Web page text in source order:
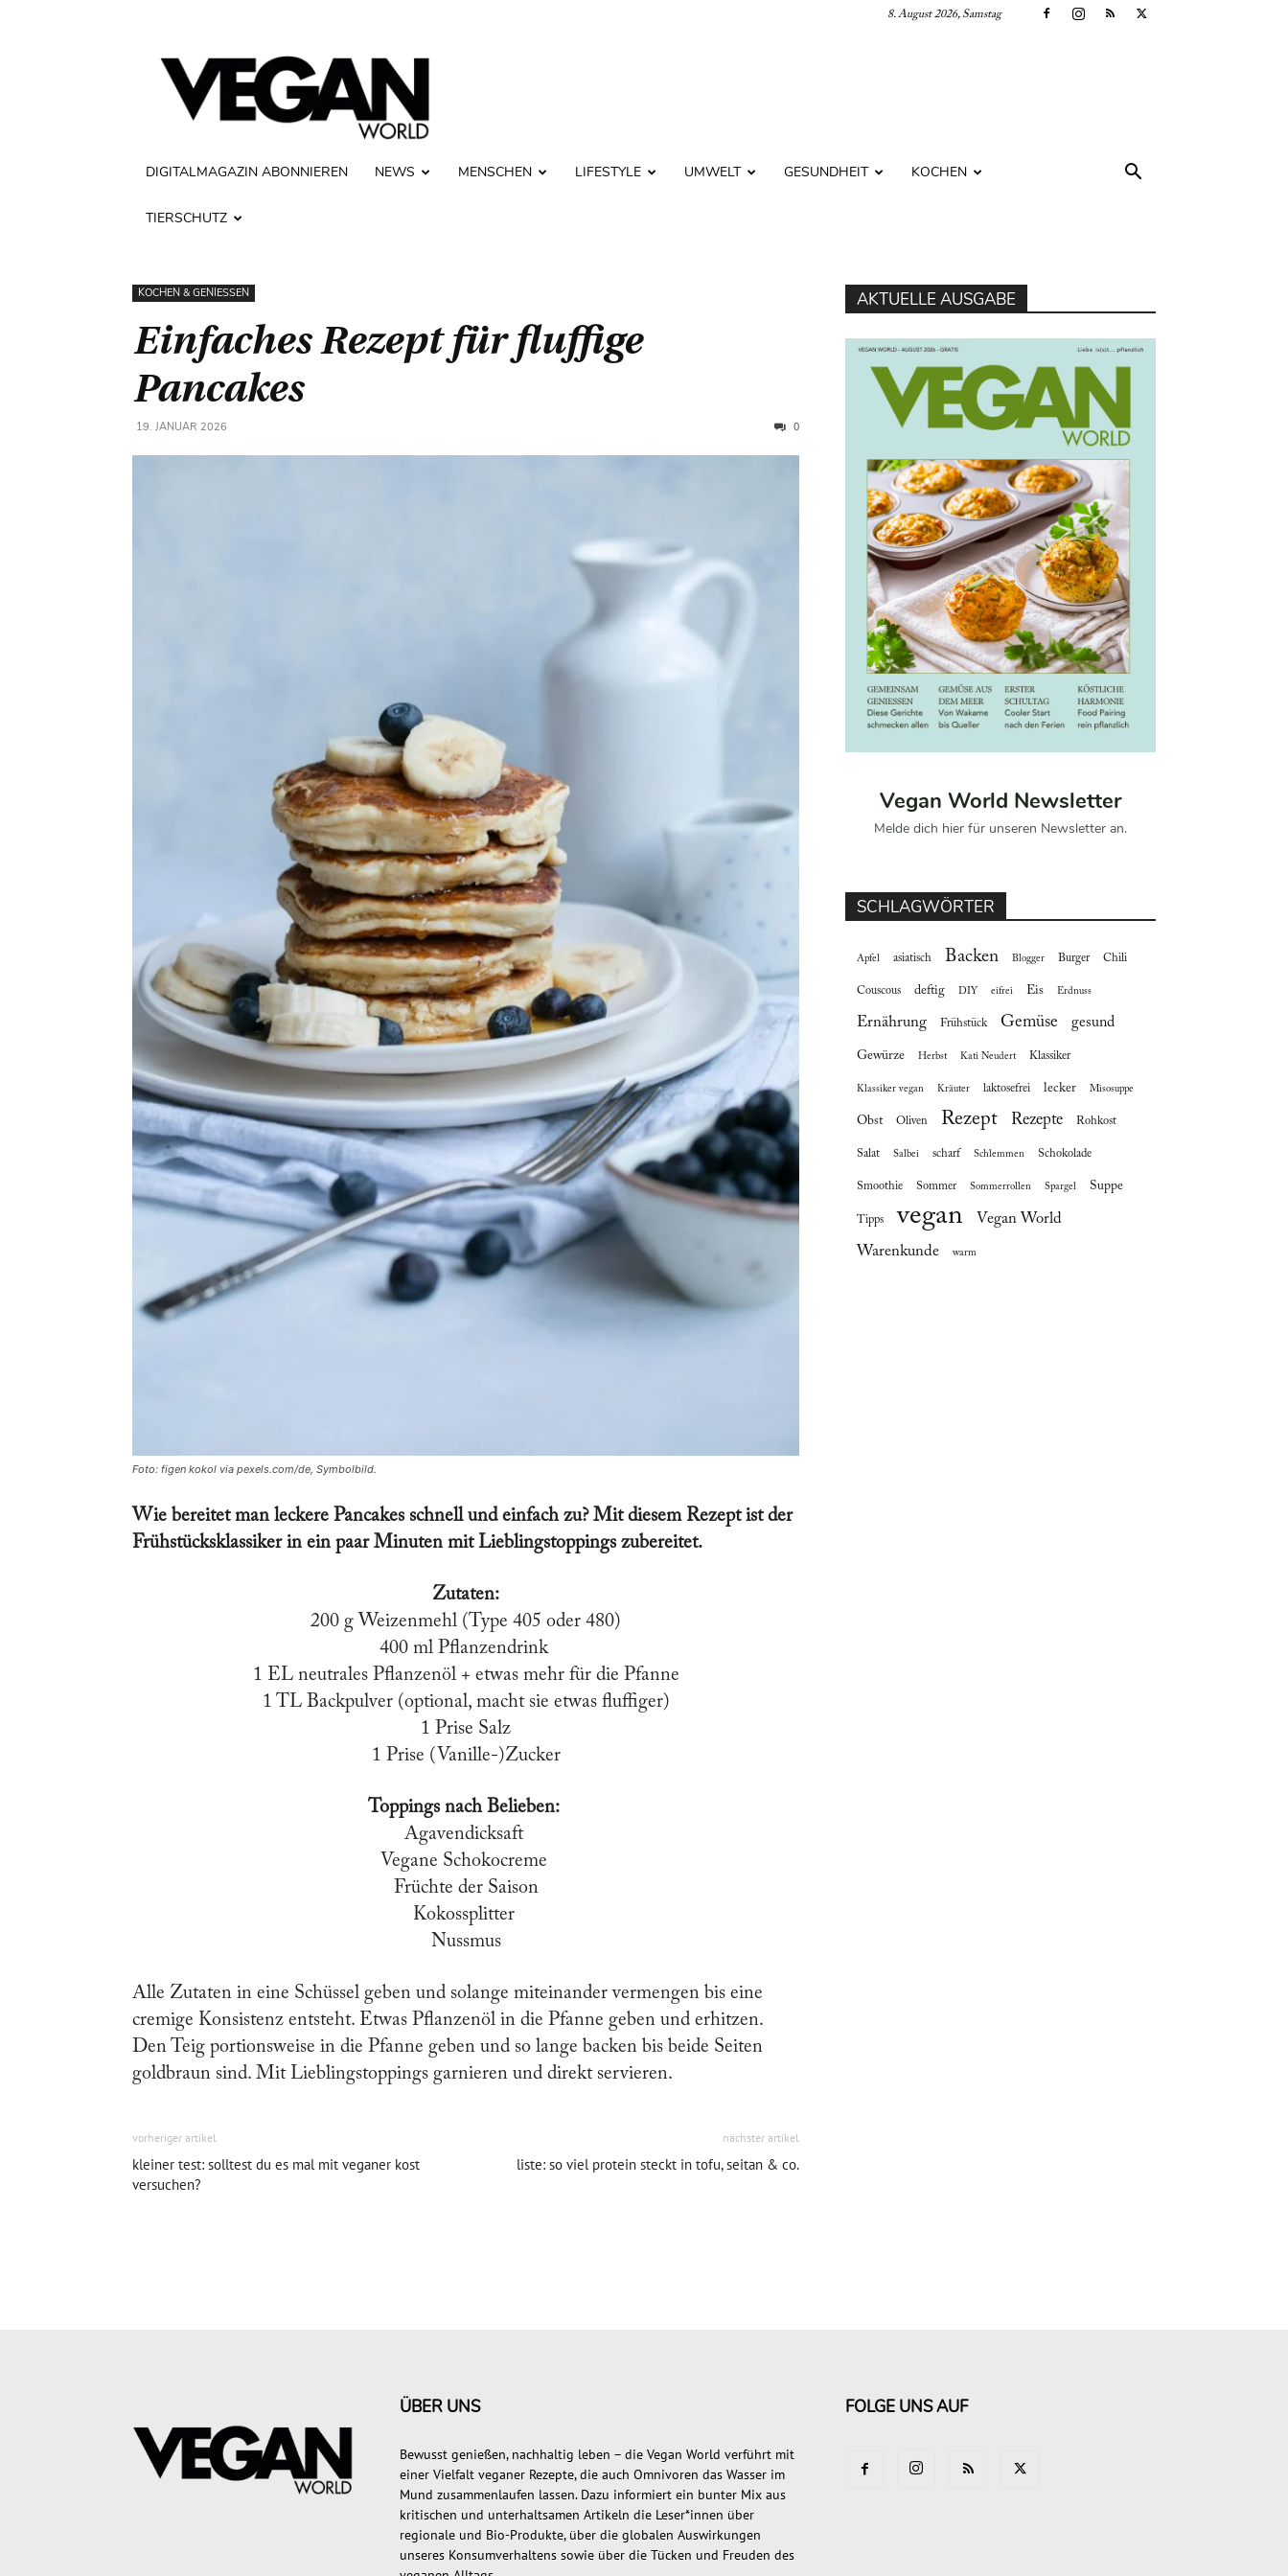
8. August 2026, Samstag
Vegan
World
DIGITALMAGAZIN ABONNIEREN NEWS MENSCHEN LIFESTYLE UMWELT GESUNDHEIT KOCHEN
TIERSCHUTZ
KOCHEN & GENIESSEN
Einfaches Rezept für fluffige
Pancakes
19. JANUAR 2026 0
Foto: figen kokol via pexels.com/de, Symbolbild.
Wie bereitet man leckere Pancakes schnell und einfach zu? Mit diesem Rezept ist der
Frühstücksklassiker in ein paar Minuten mit Lieblingstoppings zubereitet.
Zutaten:
200 g Weizenmehl (Type 405 oder 480)
400 ml Pflanzendrink
1 EL neutrales Pflanzenöl + etwas mehr für die Pfanne
1 TL Backpulver (optional, macht sie etwas fluffiger)
1 Prise Salz
1 Prise (Vanille-)Zucker
Toppings nach Belieben:
Agavendicksaft
Vegane Schokocreme
Früchte der Saison
Kokossplitter
Nussmus
Alle Zutaten in eine Schüssel geben und solange miteinander vermengen bis eine
cremige Konsistenz entsteht. Etwas Pflanzenöl in die Pfanne geben und erhitzen.
Den Teig portionsweise in die Pfanne geben und so lange backen bis beide Seiten
goldbraun sind. Mit Lieblingstoppings garnieren und direkt servieren.
vorheriger artikel
kleiner test: solltest du es mal mit veganer kost
versuchen?
nächster artikel
liste: so viel protein steckt in tofu, seitan & co.
AKTUELLE AUSGABE
Vegan World Newsletter
Melde dich hier für unseren Newsletter an.
SCHLAGWÖRTER
Apfel asiatisch Backen Blogger Burger Chili
Couscous deftig DIY eifrei Eis Erdnuss
Ernährung Frühstück Gemüse gesund
Gewürze Herbst Kati Neudert Klassiker
Klassiker vegan Kräuter laktosefrei lecker Misosuppe
Obst Oliven Rezept Rezepte Rohkost
Salat Salbei scharf Schlemmen Schokolade
Smoothie Sommer Sommerrollen Spargel Suppe
Tipps vegan Vegan World
Warenkunde warm
ÜBER UNS
Bewusst genießen, nachhaltig leben – die Vegan World verführt mit
einer Vielfalt veganer Rezepte, die auch Omnivoren das Wasser im
Mund zusammenlaufen lassen. Dazu informiert ein bunter Mix aus
kritischen und unterhaltsamen Artikeln die Leser*innen über
regionale und Bio-Produkte, über die globalen Auswirkungen
unseres Konsumverhaltens sowie über die Tücken und Freuden des
FOLGE UNS AUF